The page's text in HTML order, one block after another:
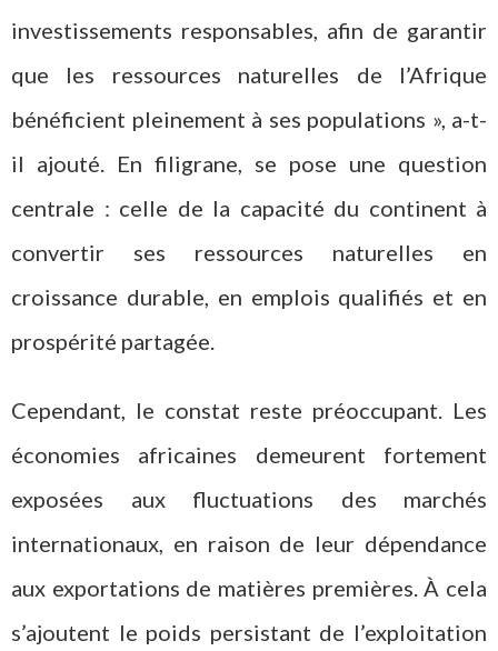
investissements responsables, afin de garantir
que les ressources naturelles de l’Afrique
bénéficient pleinement à ses populations », a-t-
il ajouté. En filigrane, se pose une question
centrale : celle de la capacité du continent à
convertir ses ressources naturelles en
croissance durable, en emplois qualifiés et en
prospérité partagée.
Cependant, le constat reste préoccupant. Les
économies africaines demeurent fortement
exposées aux fluctuations des marchés
internationaux, en raison de leur dépendance
aux exportations de matières premières. À cela
s’ajoutent le poids persistant de l’exploitation